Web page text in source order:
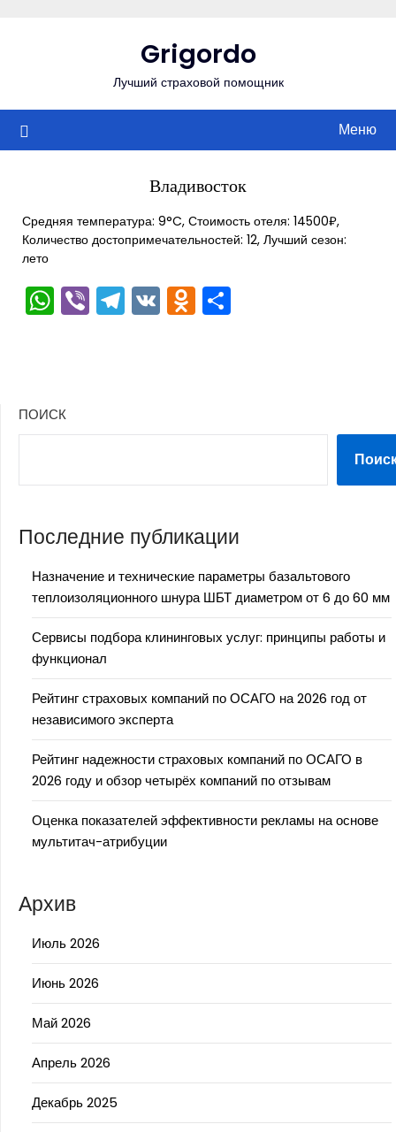
Grigordo
Лучший страховой помощник
Меню
Владивосток
Средняя температура: 9°C, Стоимость отеля: 14500₽,
Количество достопримечательностей: 12, Лучший сезон:
лето
WhatsApp
ViberTelegram
VKOdnoklassniki
ПОИСК
Последние публикации
Назначение и технические параметры базальтового
теплоизоляционного шнура ШБТ диаметром от 6 до 60 мм
Сервисы подбора клининговых услуг: принципы работы и
функционал
Рейтинг страховых компаний по ОСАГО на 2026 год от
независимого эксперта
Рейтинг надежности страховых компаний по ОСАГО в
2026 году и обзор четырёх компаний по отзывам
Оценка показателей эффективности рекламы на основе
мультитач-атрибуции
Архив
Июль 2026
Июнь 2026
Май 2026
Апрель 2026
Декабрь 2025